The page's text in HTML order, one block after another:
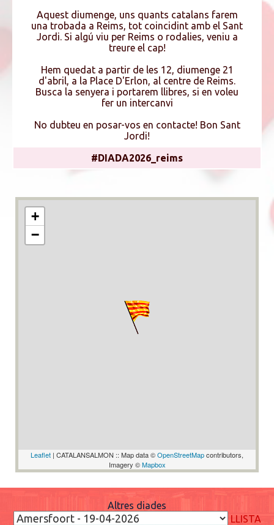
Aquest diumenge, uns quants catalans farem
una trobada a Reims, tot coincidint amb el Sant
Jordi. Si algú viu per Reims o rodalies, veniu a
treure el cap!
Hem quedat a partir de les 12, diumenge 21
d'abril, a la Place D'Erlon, al centre de Reims.
Busca la senyera i portarem llibres, si en voleu
fer un intercanvi
No dubteu en posar-vos en contacte! Bon Sant
Jordi!
#DIADA2026_reims
+
−
Leaflet | CATALANSALMON :: Map data ©OpenStreetMapcontributors,
Imagery ©Mapbox
Altres diades
LLISTA